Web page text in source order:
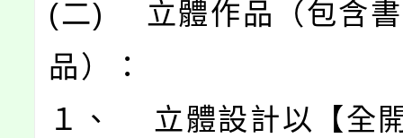
(二) 立體作品（包含
品）：
１、 立體設計以【全